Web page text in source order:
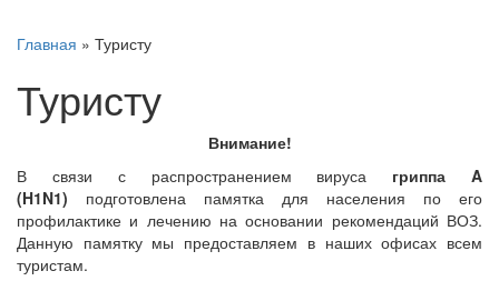
Главная » Туристу
Туристу
Внимание!
В связи с распространением вируса гриппа A
(H1N1) подготовлена памятка для населения по его
профилактике и лечению на основании рекомендаций ВОЗ.
Данную памятку мы предоставляем в наших офисах всем
туристам.